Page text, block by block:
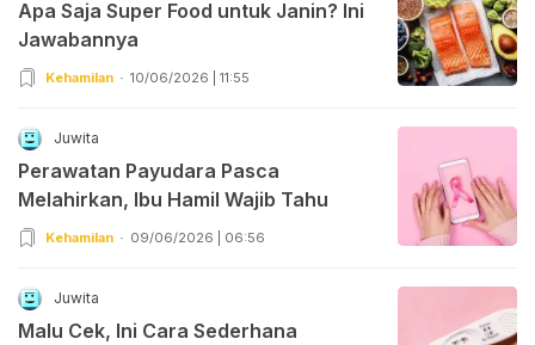
Apa Saja Super Food untuk Janin? Ini
Jawabannya
Kehamilan 10/06/2026 | 11:55
Juwita
Perawatan Payudara Pasca
Melahirkan, Ibu Hamil Wajib Tahu
Kehamilan 09/06/2026 | 06:56
Juwita
Malu Cek, Ini Cara Sederhana